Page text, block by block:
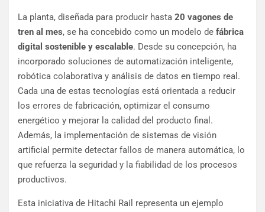
La planta, diseñada para producir hasta 20 vagones de
tren al mes, se ha concebido como un modelo de fábrica
digital sostenible y escalable. Desde su concepción, ha
incorporado soluciones de automatización inteligente,
robótica colaborativa y análisis de datos en tiempo real.
Cada una de estas tecnologías está orientada a reducir
los errores de fabricación, optimizar el consumo
energético y mejorar la calidad del producto final.
Además, la implementación de sistemas de visión
artificial permite detectar fallos de manera automática, lo
que refuerza la seguridad y la fiabilidad de los procesos
productivos.
Esta iniciativa de Hitachi Rail representa un ejemplo